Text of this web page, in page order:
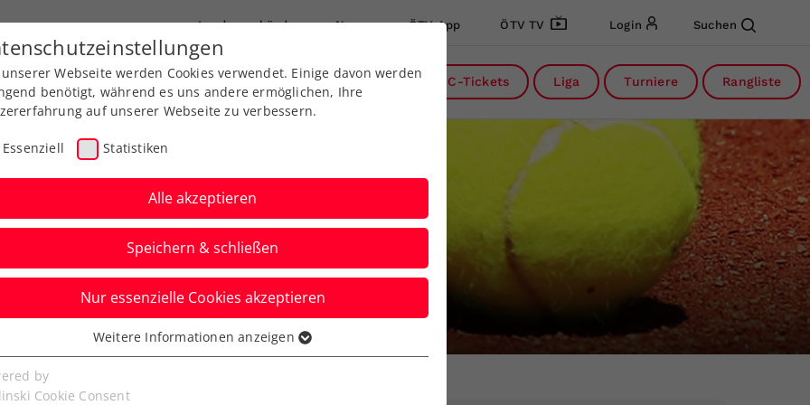
Landesverbände News ÖTV App ÖTV TV Login Suchen
Ausbildung Services Über uns DC-Tickets Liga Turniere Rangliste
Aktuelle News
Webseite werden Cookies verwendet. Einige davon werden
benötigt, während es uns andere ermöglichen, Ihre
auf unserer Webseite zu verbessern.
Essenziell Statistiken
Alle akzeptieren
Speichern & schließen
Nur essenzielle Cookies akzeptieren
Cookies werden für grundlegende Funktionen der
benötigt. Dadurch ist gewährleistet, dass die Webseite
Weitere Informationen anzeigen
by
Cookie Consent